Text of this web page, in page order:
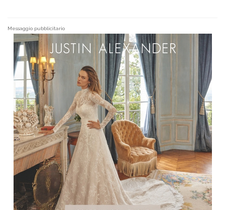
Messaggio pubblicitario